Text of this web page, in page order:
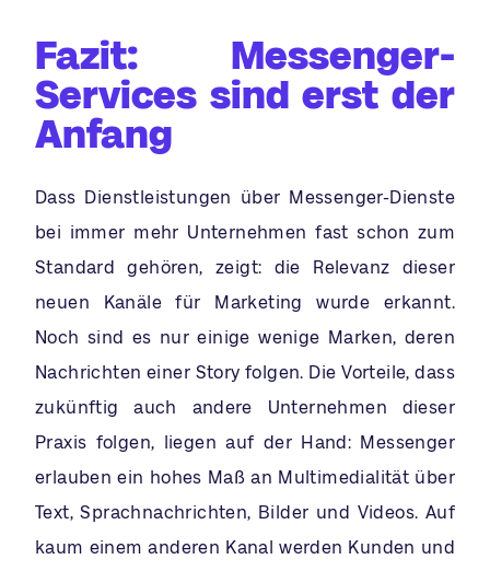
Fazit: Messenger-
Services sind erst der
Anfang
Dass Dienstleistungen über Messenger-Dienste
bei immer mehr Unternehmen fast schon zum
Standard gehören, zeigt: die Relevanz dieser
neuen Kanäle für Marketing wurde erkannt.
Noch sind es nur einige wenige Marken, deren
Nachrichten einer Story folgen. Die Vorteile, dass
zukünftig auch andere Unternehmen dieser
Praxis folgen, liegen auf der Hand: Messenger
erlauben ein hohes Maß an Multimedialität über
Text, Sprachnachrichten, Bilder und Videos. Auf
kaum einem anderen Kanal werden Kunden und